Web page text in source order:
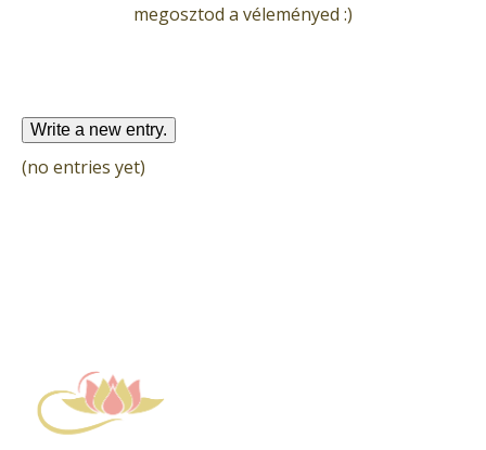
megosztod a véleményed :)
(no entries yet)